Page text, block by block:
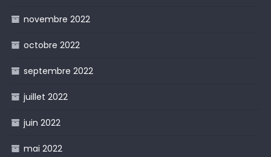
novembre 2022
octobre 2022
septembre 2022
juillet 2022
juin 2022
mai 2022